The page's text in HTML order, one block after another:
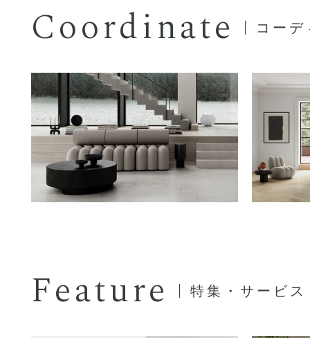
Coordinate コー
Feature 特集・サービス